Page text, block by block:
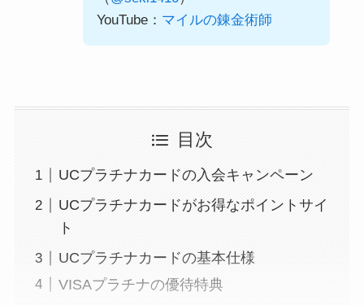
YouTube： マイルの錬金術師
目次
UCプラチナカードの入会キャンペーン
UCプラチナカードがお得なポイントサイ
ト
UCプラチナカードの基本仕様
VISAプラチナの優待特典